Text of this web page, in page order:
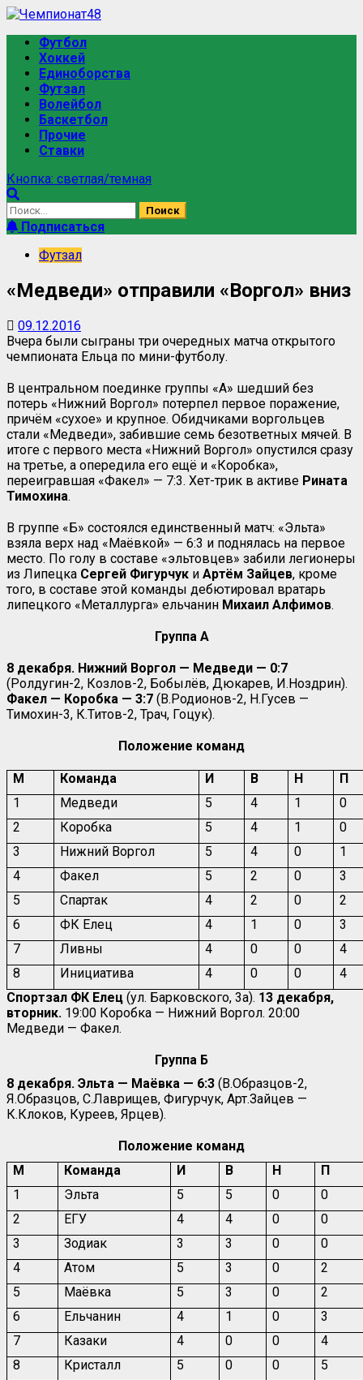
Перейти
содержимому
Основное
меню
Футбол
Хоккей
Единоборства
Футзал
Волейбол
Баскетбол
Прочие
Ставки
Кнопка: светлая/темная
Найти:
Подписаться
Футзал
«Медведи» отправили «Воргол» вниз
09.12.2016
Вчера были сыграны три очередных матча открытого
чемпионата Ельца по мини-футболу.
В центральном поединке группы «А» шедший без
потерь «Нижний Воргол» потерпел первое поражение,
причём «сухое» и крупное. Обидчиками воргольцев
стали «Медведи», забившие семь безответных мячей. В
итоге с первого места «Нижний Воргол» опустился сразу
на третье, а опередила его ещё и «Коробка»,
переигравшая «Факел» — 7:3. Хет-трик в активе Рината
Тимохина.
В группе «Б» состоялся единственный матч: «Эльта»
взяла верх над «Маёвкой» — 6:3 и поднялась на первое
место. По голу в составе «эльтовцев» забили легионеры
из Липецка Сергей Фигурчук и Артём Зайцев, кроме
того, в составе этой команды дебютировал вратарь
липецкого «Металлурга» ельчанин Михаил Алфимов.
Группа А
8 декабря. Нижний Воргол — Медведи — 0:7
(Ролдугин-2, Козлов-2, Бобылёв, Дюкарев, И.Ноздрин).
Факел — Коробка — 3:7 (В.Родионов-2, Н.Гусев —
Тимохин-3, К.Титов-2, Трач, Гоцук).
Положение команд
М Команда И В Н
П
1
Медведи 5 4 1
0
2
Коробка 5 4 1
0
3
Нижний Воргол 5 4 0
1
4
Факел 5 2 0
3
5
Спартак 4 2 0
2
6
ФК Елец 4 1 0
3
7
Ливны 4 0 0
4
8
Инициатива 4 0 0
4
Спортзал ФК Елец (ул. Барковского, 3а). 13 декабря,
вторник. 19:00 Коробка — Нижний Воргол. 20:00
Медведи — Факел.
Группа Б
8 декабря. Эльта — Маёвка — 6:3 (В.Образцов-2,
Я.Образцов, С.Лаврищев, Фигурчук, Арт.Зайцев —
К.Клоков, Куреев, Ярцев).
Положение команд
М
Команда И В Н
П
1
Эльта 5 5 0
0
2
ЕГУ 4 4 0
0
3
Зодиак 3 3 0
0
4
Атом 5 3 0
2
5
Маёвка 5 3 0
2
6
Ельчанин 4 1 0
3
7
Казаки 4 0 0
4
8
Кристалл 5 0 0
5